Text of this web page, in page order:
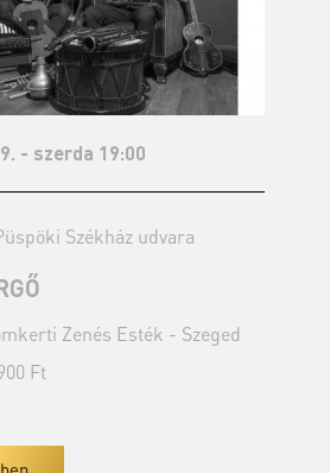
2023.08.15. - kedd 19:00
Szeged - Püspöki Székház